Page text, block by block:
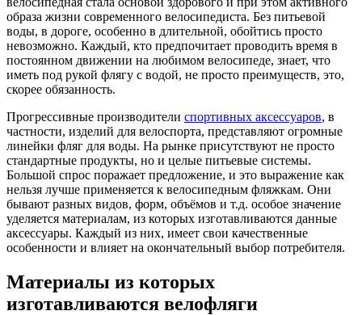
образа жизни современного велосипедиста. Без питьевой
воды, в дороге, особенно в длительной, обойтись просто
невозможно. Каждый, кто предпочитает проводить время в
постоянном движении на любимом велосипеде, знает, что
иметь под рукой флягу с водой, не просто преимуществ, это,
скорее обязанность.
Прогрессивные производители спортивных аксессуаров, в
частности, изделий для велоспорта, представляют огромные
линейки фляг для воды. На рынке присутствуют не просто
стандартные продукты, но и целые питьевые системы.
Большой спрос поражает предложение, и это выражение как
нельзя лучше применяется к велосипедным фляжкам. Они
бывают разных видов, форм, объёмов и т.д. особое значение
уделяется материалам, из которых изготавливаются данные
аксессуары. Каждый из них, имеет свои качественные
особенности и влияет на окончательный выбор потребителя.
Материалы из которых
изготавливаются велофляги